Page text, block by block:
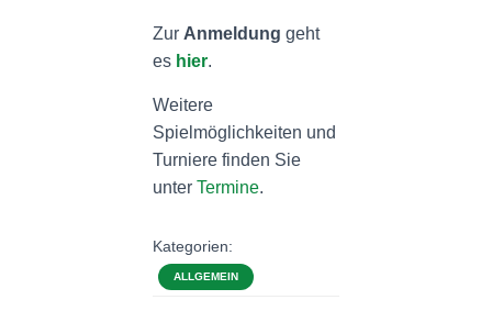
Zur Anmeldung geht
es hier.
Weitere
Spielmöglichkeiten und
Turniere finden Sie
unter Termine.
Kategorien:
ALLGEMEIN